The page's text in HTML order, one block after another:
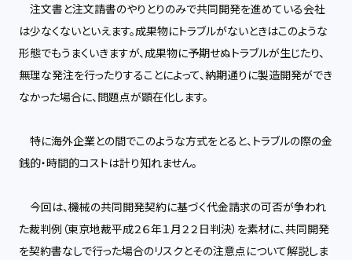
注文書と注文請書のやりとりのみで共同開発を進めている会社
は少なくないといえます。成果物にトラブルがないときはこのような
形態でもうまくいきますが、成果物に予期せぬトラブルが生じたり、
無理な発注を行ったりすることによって、納期通りに製造開発ができ
なかった場合に、問題点が顕在化します。
特に海外企業との間でこのような方式をとると、トラブルの際の金
銭的・時間的コストは計り知れません。
今回は、機械の共同開発契約に基づく代金請求の可否が争われ
た裁判例（東京地裁平成２６年１月２２日判決）を素材に、共同開発
を契約書なしで行った場合のリスクとその注意点について解説しま